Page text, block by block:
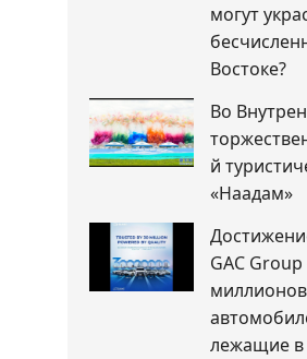
могут
Востоке?
Во
й
«Наадам»
GAC
лежащие в